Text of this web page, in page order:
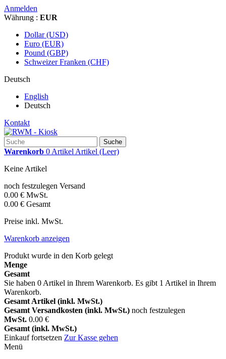
Anmelden
Währung : EUR
Dollar (USD)
Euro (EUR)
Pound (GBP)
Schweizer Franken (CHF)
Deutsch
English
Deutsch
Kontakt
Suche
Warenkorb 0 Artikel Artikel (Leer)
Keine Artikel
noch festzulegen Versand
0.00 € MwSt.
0.00 € Gesamt
Preise inkl. MwSt.
Warenkorb anzeigen
Produkt wurde in den Korb gelegt
Menge
Gesamt
Sie haben 0 Artikel in Ihrem Warenkorb. Es gibt 1 Artikel in Ihrem
Warenkorb.
Gesamt Artikel (inkl. MwSt.)
Gesamt Versandkosten (inkl. MwSt.) noch festzulegen
MwSt. 0.00 €
Gesamt (inkl. MwSt.)
Einkauf fortsetzen Zur Kasse gehen
Menü